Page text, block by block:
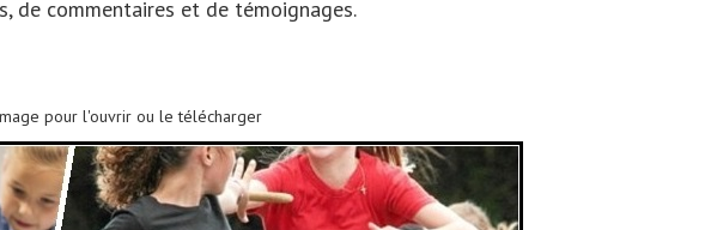
de commentaires et de témoignages.
pour l'ouvrir ou le télécharger